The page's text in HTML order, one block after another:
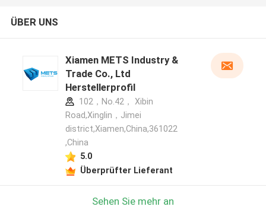
ÜBER UNS
Xiamen METS Industry &
Trade Co., Ltd
Herstellerprofil
102，No.42， Xibin
Road,Xinglin，Jimei
district,Xiamen,China,361022
,China
5.0
Überprüfter Lieferant
Sehen Sie mehr an